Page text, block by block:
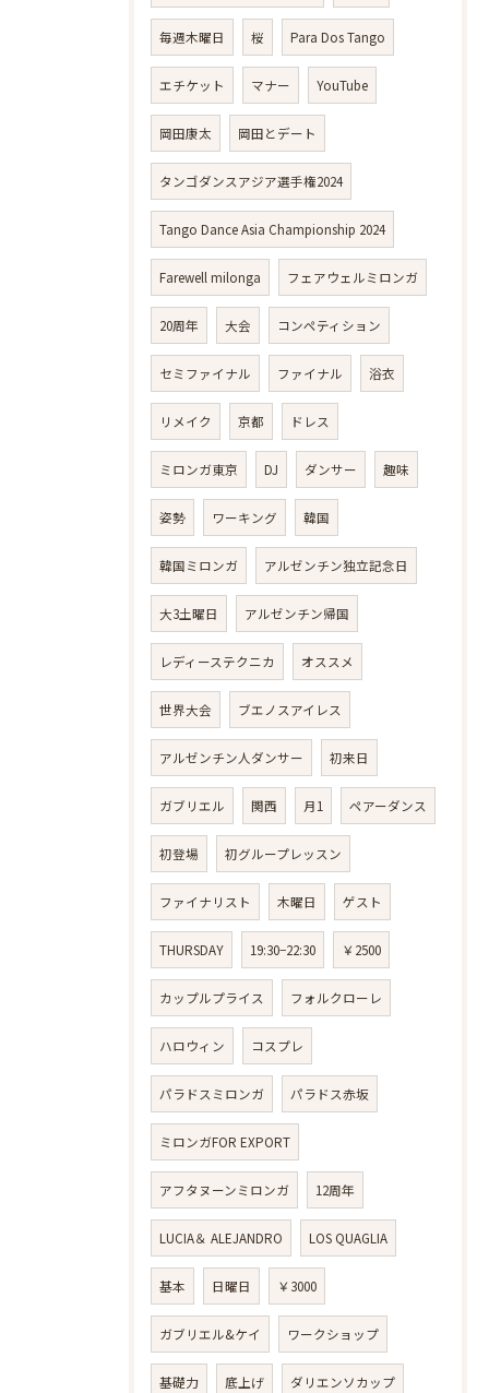
毎週木曜日 桜 Para Dos Tango
エチケット マナー YouTube
岡田康太 岡田とデート
タンゴダンスアジア選手権2024
Tango Dance Asia Championship 2024
Farewell milonga フェアウェルミロンガ
20周年 大会 コンペティション
セミファイナル ファイナル 浴衣
リメイク 京都 ドレス
ミロンガ東京 DJ ダンサー 趣味
姿勢 ワーキング 韓国
韓国ミロンガ アルゼンチン独立記念日
大3土曜日 アルゼンチン帰国
レディーステクニカ オススメ
世界大会 ブエノスアイレス
アルゼンチン人ダンサー 初来日
ガブリエル 関西 月1 ペアーダンス
初登場 初グループレッスン
ファイナリスト 木曜日 ゲスト
THURSDAY 19:30−22:30 ￥2500
カップルプライス フォルクローレ
ハロウィン コスプレ
パラドスミロンガ パラドス赤坂
ミロンガFOR EXPORT
アフタヌーンミロンガ 12周年
LUCIA＆ ALEJANDRO LOS QUAGLIA
基本 日曜日 ￥3000
ガブリエル&ケイ ワークショップ
基礎力 底上げ ダリエンソカップ